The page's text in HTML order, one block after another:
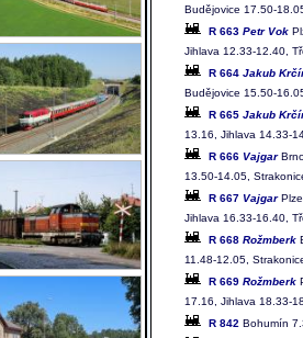
Budějovice 17.50-
R 663 Petr Vok
Jihlava 12.33-12.40,
R 664 Jakub
Budějovice 15.50-
R 665 Jakub
13.16, Jihlava 14.33-
R 666 Vajgar
13.50-14.05,
R 667 Vajgar
Jihlava 16.33-16.40,
R 668 Rožmberk
11.48-12.05,
R 669 Rožmberk
17.16, Jihlava 18.33-
R 842 Bohumín